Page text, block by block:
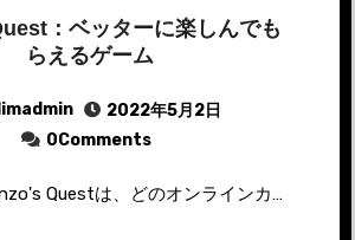
：ベッターに楽しんでも
らえるゲーム
2022年5月2日
0Comments
Questは、どのオンラインカ…